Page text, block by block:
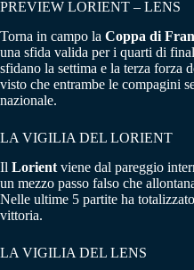
PREVIEW LORIENT – LENS
Torna in campo la Coppa di
una sfida valida per i quarti di
sfidano la settima e la terza forza
visto che entrambe le compagini
nazionale.
LA VIGILIA DEL LORIENT
Il Lorient viene dal pareggio
un mezzo passo falso che
Nelle ultime 5 partite ha
vittoria.
LA VIGILIA DEL LENS